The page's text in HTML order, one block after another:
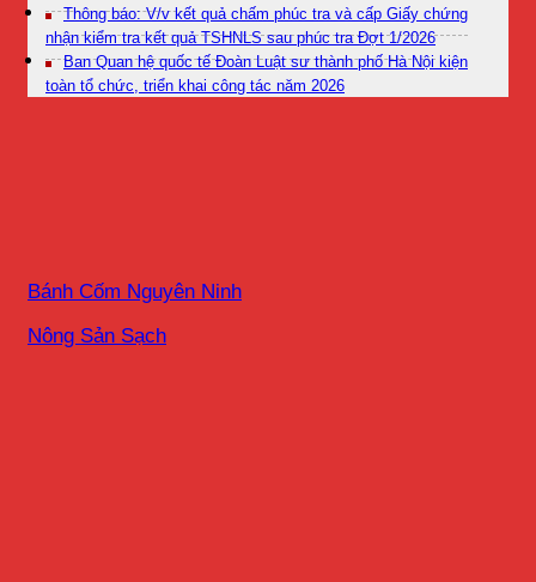
Thông báo: V/v kết quả chấm phúc tra và cấp Giấy chứng
nhận kiểm tra kết quả TSHNLS sau phúc tra Đợt 1/2026
Ban Quan hệ quốc tế Đoàn Luật sư thành phố Hà Nội kiện
toàn tổ chức, triển khai công tác năm 2026
Bánh Cốm Nguyên Ninh
Nông Sản Sạch